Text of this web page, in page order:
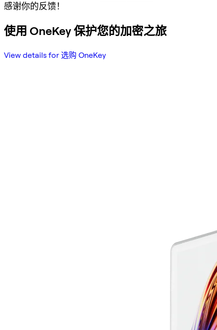
感谢你的反馈！
使用 OneKey 保护您的加密之旅
View details for 选购 OneKey